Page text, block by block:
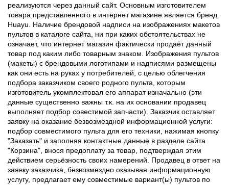
реализуются через данный сайт. Основным изготовителем
товара представленного в интернет магазине является бренд
Huayu. Наличие брендовой надписи на изображениях макетов
пультов в каталоге сайта, ни при каких обстоятельствах не
означает, что интернет магазин фактически продаёт данный
товар под каким либо товарным знаком. Изображения пультов
(макеты) с брендовыми логотипами и надписями размещены
как они есть на руках у потребителей, с целью облегчения
подбора заказчиком своего родного пульта, которым
изготовитель укомплектовал его аппарат изначально (эти
данные существенно важны т.к. на их основании продавец
выполняет подбор совестимой запчасти). Заказчик оставляет
заявку на оказание безвозмездной информационной услуги:
подбор совместимого пульта для его техники, нажимая кнопку
"Заказать" и заполняя контактные данные в разделе сайта
"Корзина", внося предоплату за товар, подтверждая этим
действием серьёзность своих намерений. Продавец в ответ на
заявку заказчика, безвозмездно оказывая информационную
услугу, предлагает ему совместимые вариант(ы) пультов по